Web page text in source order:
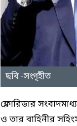
ছবি -সংগৃহীত
ফ্লোরিডার
ও তার বাহিনীর